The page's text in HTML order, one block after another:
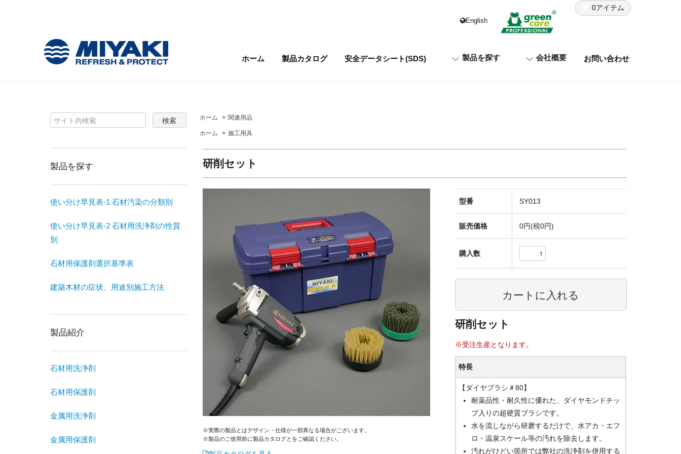
0アイテム
English
ホーム 製品カタログ 安全データシート(SDS) 製品を探す 会社概要 お問い合わせ
ホーム > 関連用品
ホーム > 施工用具
研削セット
※実際の製品とはデザイン・仕様が一部異なる場合がございます。
※製品のご使用前に製品カタログとをご確認ください。
型番 SY013
販売価格 0円(税0円)
購入数
研削セット
※受注生産となります。
特長
【ダイヤブラシ＃80】
耐薬品性・耐久性に優れた、ダイヤモンドチッ
プ入りの超硬質ブラシです。
水を流しながら研磨するだけで、水アカ・エフ
ロ・温泉スケール等の汚れを除去します。
汚れがひどい箇所では弊社の洗浄剤を併用する
製品を探す
使い分け早見表-1 石材汚染の分類別
使い分け早見表-2 石材用洗浄剤の性質
別
石材用保護剤選択基準表
建築木材の症状、用途別施工方法
製品紹介
石材用洗浄剤
石材用保護剤
金属用洗浄剤
金属用保護剤